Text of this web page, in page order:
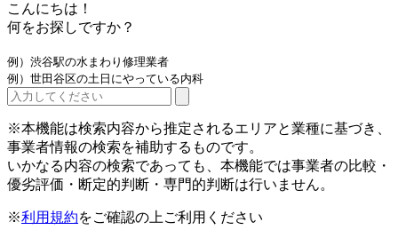
こんにちは！
何をお探しですか？
例）渋谷駅の水まわり修理業者
例）世田谷区の土日にやっている内科
※本機能は検索内容から推定されるエリアと業種に基づき、
事業者情報の検索を補助するものです。
いかなる内容の検索であっても、本機能では事業者の比較・
優劣評価・断定的判断・専門的判断は行いません。
※利用規約をご確認の上ご利用ください